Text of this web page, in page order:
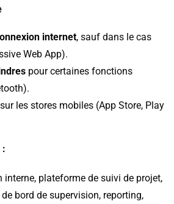
internet, sauf dans le cas
Web App).
pour certaines fonctions
sur les stores mobiles (App Store, Play
:
plateforme de suivi de projet,
bord de supervision, reporting,